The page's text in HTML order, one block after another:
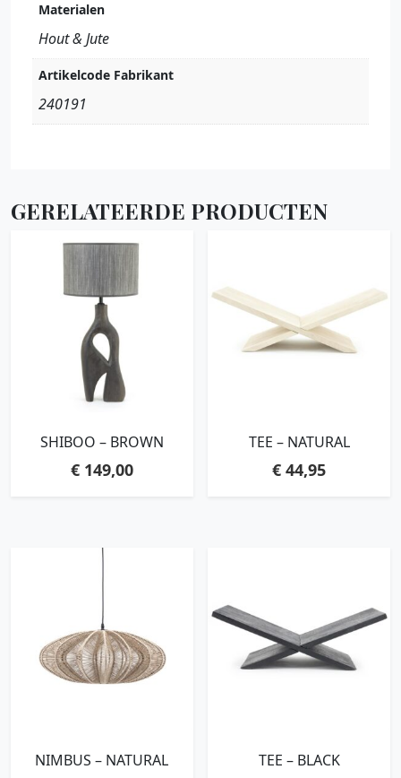
Materialen
Hout & Jute
Artikelcode Fabrikant
240191
GERELATEERDE PRODUCTEN
SHIBOO – BROWN
€149,00
TEE – NATURAL
€ 44,95
NIMBUS – NATURAL TEE – BLACK